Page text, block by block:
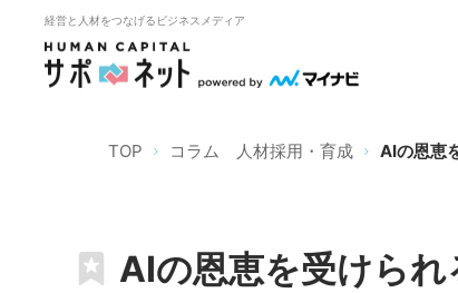
経営と人材をつなげるビジネスメディア
TOP コラム 人材採用・育成 AIの恩恵
AIの恩恵を受けら